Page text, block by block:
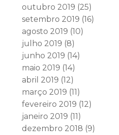
outubro 2019 (25)
setembro 2019 (16)
agosto 2019 (10)
julho 2019 (8)
junho 2019 (14)
maio 2019 (14)
abril 2019 (12)
março 2019 (11)
fevereiro 2019 (12)
janeiro 2019 (11)
dezembro 2018 (9)